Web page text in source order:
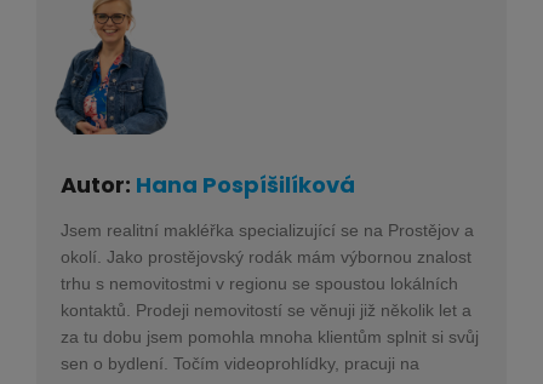
Autor: Hana Pospíšilíková
Jsem realitní makléřka specializující se na Prostějov a
okolí. Jako prostějovský rodák mám výbornou znalost
trhu s nemovitostmi v regionu se spoustou lokálních
kontaktů. Prodeji nemovitostí se věnuji již několik let a
za tu dobu jsem pomohla mnoha klientům splnit si svůj
sen o bydlení. Točím videoprohlídky, pracuji na